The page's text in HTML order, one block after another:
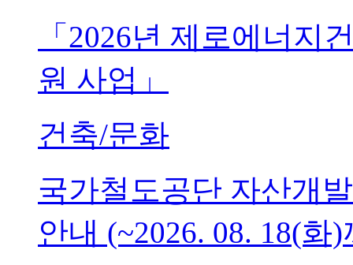
「2026년 제로에너지
원 사업」
건축/문화
국가철도공단 자산개
안내 (~2026. 08. 18(화